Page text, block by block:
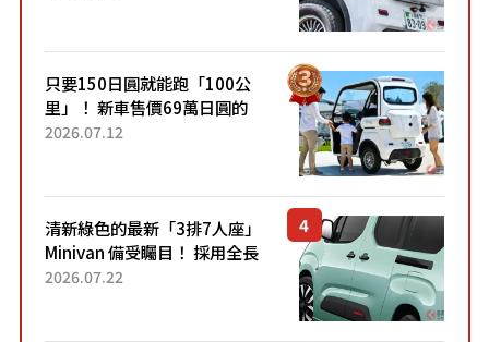
只要150日圓就能跑「100公
里」！ 新車售價69萬日圓的
「3人座」Trike大受歡迎！ 順
2026.07.12
清新綠色的最新「3排7人座」
Minivan 備受矚目！ 採用全長
4.7公尺剛剛好的車身尺寸與
2026.07.22